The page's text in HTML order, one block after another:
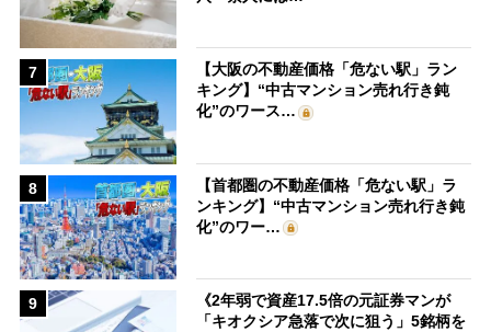
7
【大阪の不動産価格「危ない駅」ラン
キング】“中古マンション売れ行き鈍
化”のワース…
8
【首都圏の不動産価格「危ない駅」ラ
ンキング】“中古マンション売れ行き鈍
化”のワー…
9
《2年弱で資産17.5倍の元証券マンが
「キオクシア急落で次に狙う」5銘柄を